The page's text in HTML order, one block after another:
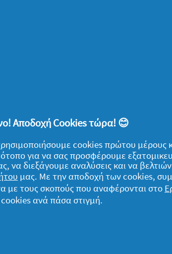
με αισιοδοξία
είναι να μην
από την πρώτη
ανάμνηση για το
Αποδοχή Cookies τώρα! 😊
cookies πρώτου μέρους
για να σας προσφέρουμε
να διεξάγουμε αναλύσεις και να
μας. Με την αποδοχή των cookies,
με τους σκοπούς που αναφέρονται στο
ανά πάσα στιγμή.